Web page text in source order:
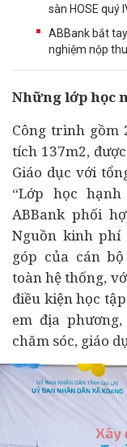
sàn HOSE quý
ABBank bắt
nghiệm nộp
Những lớp học
Công trình gồm
tích 137m2,
Giáo dục với
“Lớp học
ABBank phối
Nguồn kinh phí
góp của cán
toàn hệ thống,
điều kiện học
em địa
chăm sóc, giáo